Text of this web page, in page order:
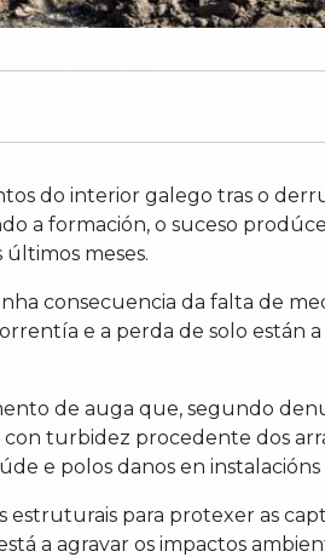
do interior galego tras o
a formación, o suceso
últimos meses.
consecuencia da falta de
e a perda de solo están
de auga que, segundo
turbidez procedente dos
e polos danos en instalacións
para protexer as
a agravar os impactos